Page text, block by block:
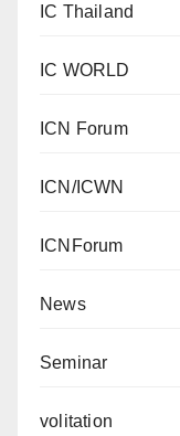
IC Thailand
IC WORLD
ICN Forum
ICN/ICWN
ICNForum
News
Seminar
volitation